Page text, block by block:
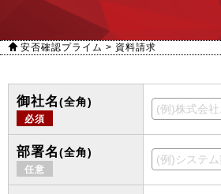
安否確認プライム > 資料請求
御社名(全角)
必須
部署名(全角)
任意